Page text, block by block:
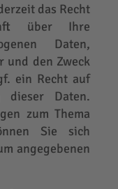
das Recht
über Ihre
Daten,
und den Zweck
ein Recht auf
dieser Daten.
zum Thema
Sie sich
angegebenen